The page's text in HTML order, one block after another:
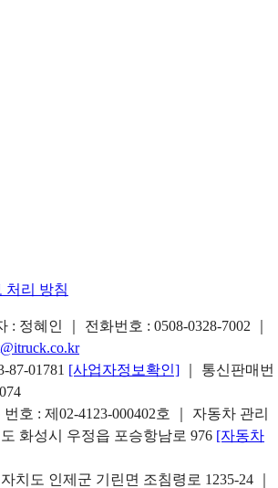
처리 방침
: 정혜인 ｜ 전화번호 : 0508-0328-7002
87-01781 [사업자정보확인]
｜ 통신판매번
호 : 제02-4123-000402호 ｜ 자동차 관리
화성시 우정읍 포승항남로 976 [자동차
치도 인제군 기린면 조침령로 1235-24 ｜